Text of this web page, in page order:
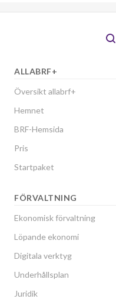
ALLABRF+
Översikt allabrf+
Hemnet
BRF-Hemsida
Pris
Startpaket
FÖRVALTNING
Ekonomisk förvaltning
Löpande ekonomi
Digitala verktyg
Underhållsplan
Juridik